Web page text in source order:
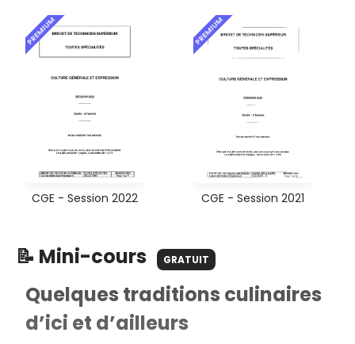
PREMIUM
CGE - Session 2022
PREMIUM
CGE - Session 2021
📝 Mini-cours GRATUIT
Quelques traditions culinaires
d’ici et d’ailleurs